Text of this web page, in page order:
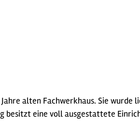
alten Fachwerkhaus. Sie
besitzt eine voll ausgestattete